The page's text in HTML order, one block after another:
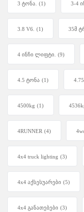
3 ტონა. (1) 3-4
3.8 V6. (1) 35მ
4 ინჩი ლიფტი. (9)
4.5 ტონა (1)
4500kg (1)
4RUNNER (4)
4x4 truck lighting (3)
4x4 აქსესუარები (5)
4x4 განათებები (3)